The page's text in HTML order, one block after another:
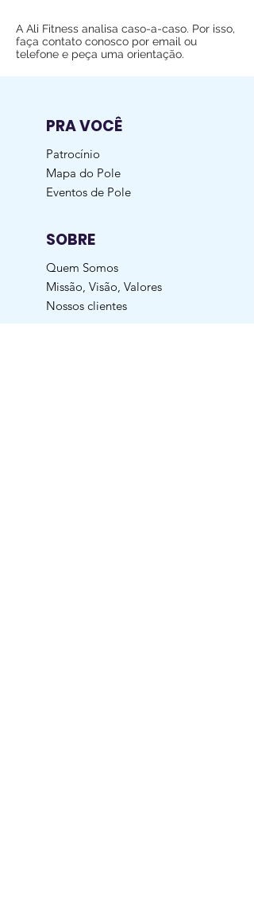
A Ali Fitness analisa caso-a-caso. Por isso,
faça contato conosco por email ou
telefone e peça uma orientação.
PRA VOCÊ
Patrocínio
Mapa do Pole
Eventos de Pole
SOBRE
Quem Somos
Missão, Visão, Valores
Nossos clientes